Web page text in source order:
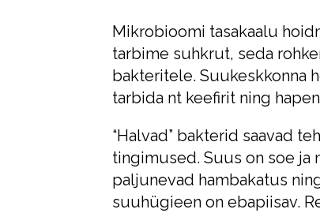
Mikrobioomi tasakaalu
tarbime suhkrut, seda
bakteritele. Suukeskkonna
tarbida nt keefirit ning
“Halvad” bakterid saavad
tingimused. Suus on soe ja
paljunevad hambakatus
suuhügieen on ebapiisav.